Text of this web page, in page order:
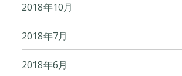
2018年10月
2018年7月
2018年6月